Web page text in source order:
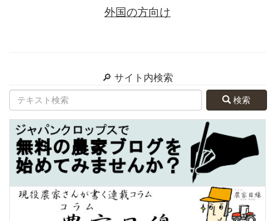
外国の方向け
🔎 サイト内検索
検索